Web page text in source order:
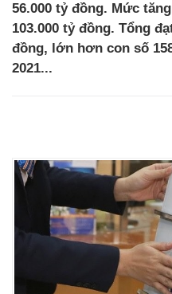
56.000 tỷ đồng. Mức
103.000 tỷ đồng. Tổng
đồng, lớn hơn con số
2021...